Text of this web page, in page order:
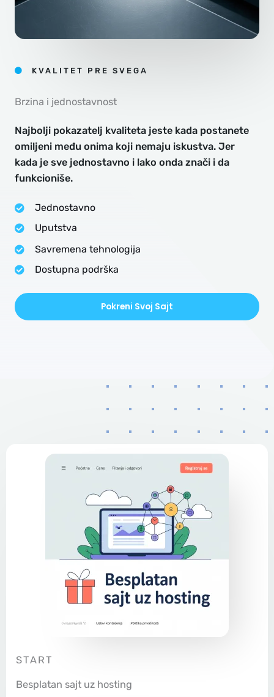
KVALITET PRE SVEGA
Brzina i jednostavnost
Najbolji pokazatelj kvaliteta jeste kada postanete
omiljeni među onima koji nemaju iskustva. Jer
kada je sve jednostavno i lako onda znači i da
funkcioniše.
Jednostavno
Uputstva
Savremena tehnologija
Dostupna podrška
Pokreni Svoj Sajt
START
Besplatan sajt uz hosting